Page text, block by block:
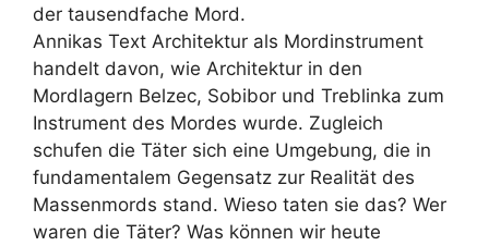
der tausendfache Mord.
Annikas Text Architektur als Mordinstrument
handelt davon, wie Architektur in den
Mordlagern Belzec, Sobibor und Treblinka zum
Instrument des Mordes wurde. Zugleich
schufen die Täter sich eine Umgebung, die in
fundamentalem Gegensatz zur Realität des
Massenmords stand. Wieso taten sie das? Wer
waren die Täter? Was können wir heute